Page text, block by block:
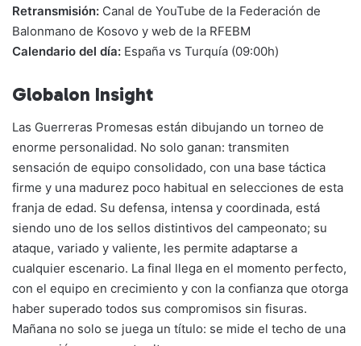
Retransmisión: Canal de YouTube de la Federación de
Balonmano de Kosovo y web de la RFEBM
Calendario del día: España vs Turquía (09:00h)
Globalon Insight
Las Guerreras Promesas están dibujando un torneo de
enorme personalidad. No solo ganan: transmiten
sensación de equipo consolidado, con una base táctica
firme y una madurez poco habitual en selecciones de esta
franja de edad. Su defensa, intensa y coordinada, está
siendo uno de los sellos distintivos del campeonato; su
ataque, variado y valiente, les permite adaptarse a
cualquier escenario. La final llega en el momento perfecto,
con el equipo en crecimiento y con la confianza que otorga
haber superado todos sus compromisos sin fisuras.
Mañana no solo se juega un título: se mide el techo de una